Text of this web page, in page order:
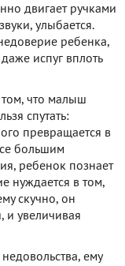
двигает ручками
улыбается.
ребенка,
испуг вплоть
том, что малыш
спутать:
превращается в
большим
ребенок познает
нуждается в том,
скучно, он
и увеличивая
ему